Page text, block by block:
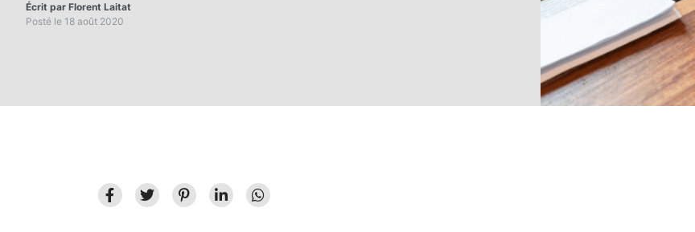
Écrit par Florent Laitat
Posté le 18 août 2020